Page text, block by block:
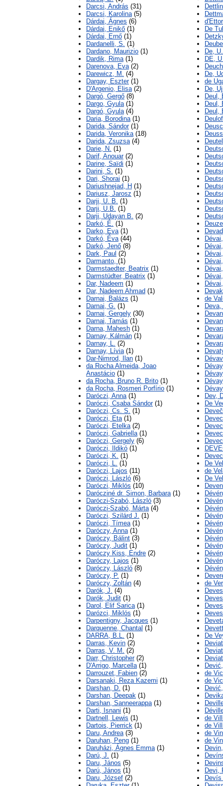
Darcsi, András (31)
Darcsi, Karolina(5)
Dárdai, Ágnes (6)
Dárdai, Enikő (1)
Dárdai, Ernő (1)
Dardanelli, S. (1)
Dardano, Maurizio (1)
Dardik, Rima(1)
Darenova, Eva(2)
Darewicz, M. (4)
Dargay, Eszter(1)
D'Argenio, Elisa(2)
Dargó, Gergő (8)
Dargo, Gyula(1)
Dargó, Gyula(4)
Daria, Borodina(1)
Darida, Sándor(1)
Darida, Veronika(18)
Darida, Zsuzsa(4)
Darie, N. (1)
Darif, Anouar(2)
Darine, Saïdi (1)
Darini, S. (1)
Dari, Shorai (1)
Dariushnejad, H (1)
Dariusz, Jarosz (1)
Darji, U. B. (1)
Darji, U.B. (1)
Darji, Udayan B. (2)
Darkó, É. (1)
Darko, Eva(1)
Darkó, Éva(44)
Darkó, Jenő (8)
Dark, Paul (2)
Darmanto, (1)
Darmstaedter, Beatrix (1)
Darmstüdter, Beatrix (1)
Dar, Nadeem (1)
Dar, Nadeem Ahmad (1)
Darnai, Balázs (1)
Darnai, G. (1)
Darnai, Gergely (30)
Darnai, Tamás (1)
Darna, Mahesh (1)
Darnay, Kálmán (1)
Darnay, L. (2)
Darnay, Lívia(1)
Dar-Nimrod, Ilan (1)
da Rocha Almeida, Joao
Anastácio (1)
da Rocha, Bruno R. Brito (1)
da Rocha, Rosmeri Porfírio (1)
Daróczi, Anna(1)
Daróczi, Csaba Sándor(1)
Daróczi, Cs. S. (1)
Daróczi, Eta(1)
Daróczi, Etelka(2)
Daróczi, Gabriella(1)
Daróczi, Gergely (6)
Daróczi, Ildikó (1)
Daróczi, K. (1)
Daróczi, L. (1)
Daróczi, Lajos (11)
Daróczi, László (6)
Daróczi, Miklós (10)
Darócziné dr. Simon, Barbara(1)
Daróczi-Szabó, László (3)
Daróczi-Szabó, Márta(4)
Daróczi, Szilárd J. (1)
Daróczi, Tímea(1)
Daróczy, Anna(1)
Daróczy, Bálint (3)
Daróczy, Judit (1)
Daróczy Kiss, Endre (2)
Daróczy, Lajos (1)
Daróczy, László (8)
Daróczy, P. (1)
Daróczy, Zoltán (4)
Darók, J. (4)
Darók, Judit (1)
Darol, Elif Sarica(1)
Darózci, Miklós (1)
Darpentigny, Jacques (1)
Darquenne, Chantal (1)
DARRA, B.L. (1)
Darras, Kevin (2)
Darras, V. M. (2)
Darr, Christopher(2)
D'Arrigo, Marcella(1)
Darrouzet, Fabien (2)
Darsanaki, Reza Kazemi (1)
Darshan, D. (1)
Darshan, Deepak (1)
Darshan, Sanneerappa(1)
Darti, Isnani (1)
Dartnell, Lewis (1)
Dartois, Pierrick (1)
Daru, Andrea(3)
Daruhan, Peng (1)
Daruházi, Ágnes Emma(1)
Darú, J. (1)
Daru, János (5)
Darú, János (1)
Daru, József (2)
De
De,
DE,
De,
de
De,
Deul,
Deul,
Deul,
de
Dev,
De
De
de
De
de
De
de
de
de
de
de
de
Devi,